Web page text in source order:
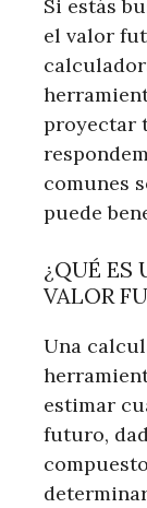
Si estás
el valor
proyectar
comunes
puede
¿QUÉ ES
VALOR
Una
estimar
futuro,